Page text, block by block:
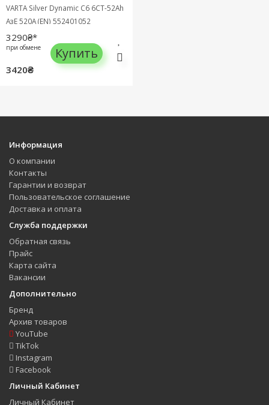
VARTA Silver Dynamic C6 6СТ-52Ah
АзЕ 520A (EN) 552401052
3290₴*
при обмене
3420₴
Купить
Информация
О компании
Контакты
Гарантии и возврат
Пользовательское соглашение
Доставка и оплата
Служба поддержки
Обратная связь
Прайс
Карта сайта
Вакансии
Дополнительно
Бренд
Архив товаров
YouTube
TikTok
Instagram
Facebook
Личный Кабинет
Личный Кабинет